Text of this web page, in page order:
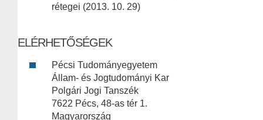
rétegei (2013. 10. 29)
ELÉRHETŐSÉGEK
Pécsi Tudományegyetem
Állam- és Jogtudományi Kar
Polgári Jogi Tanszék
7622 Pécs, 48-as tér 1.
Magyarország